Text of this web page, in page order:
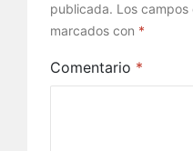
publicada. Los campos
marcados con *
Comentario *